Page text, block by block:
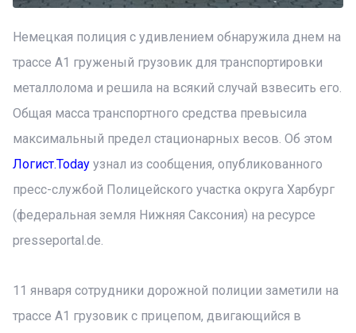
Немецкая полиция с удивлением обнаружила днем на
трассе А1 груженый грузовик для транспортировки
металлолома и решила на всякий случай взвесить его.
Общая масса транспортного средства превысила
максимальный предел стационарных весов. Об этом
Логист.Today узнал из сообщения, опубликованного
пресс-службой Полицейского участка округа Харбург
(федеральная земля Нижняя Саксония) на ресурсе
presseportal.de.
11 января сотрудники дорожной полиции заметили на
трассе A1 грузовик с прицепом, двигающийся в